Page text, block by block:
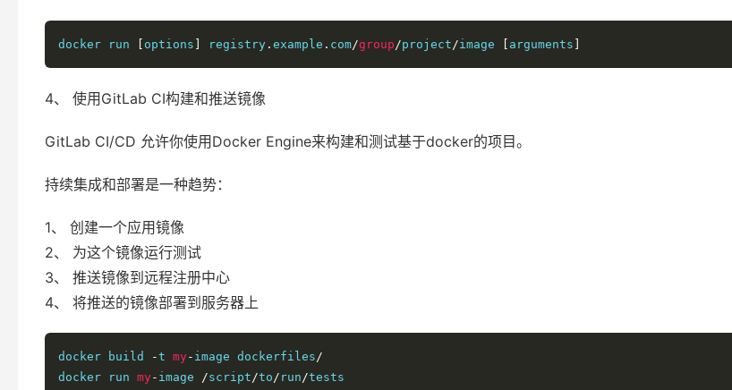
docker run options registry . example . com/group/project/image arguments
4、 使用GitLab CI构建和推送镜像
GitLab CI/CD 允许你使用Docker Engine来构建和测试基于docker的项目。
持续集成和部署是一种趋势：
1、 创建一个应用镜像
2、 为这个镜像运行测试
3、 推送镜像到远程注册中心
4、 将推送的镜像部署到服务器上
docker build -t my- image dockerfiles/
docker run my- image /script/to/ run/tests